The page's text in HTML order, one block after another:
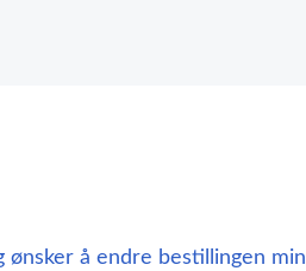
ønsker å endre bestillingen min